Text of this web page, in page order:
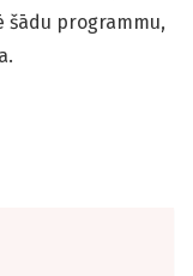
programmu,